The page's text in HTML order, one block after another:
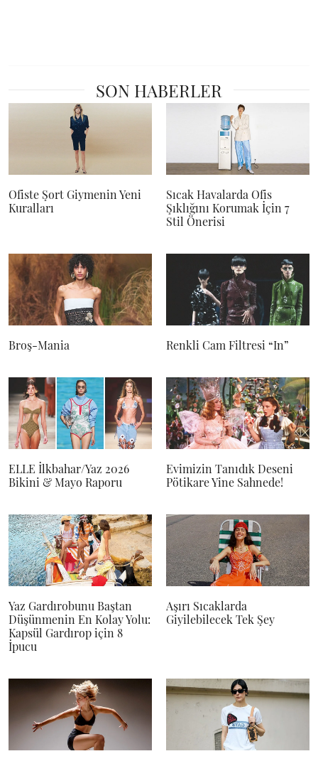
SON HABERLER
Ofiste Şort Giymenin Yeni
Kuralları
Sıcak Havalarda Ofis
Şıklığını Korumak İçin 7
Stil Önerisi
Broş-Mania Renkli Cam Filtresi “In”
ELLE İlkbahar/Yaz 2026
Bikini & Mayo Raporu
Evimizin Tanıdık Deseni
Pötikare Yine Sahnede!
Yaz Gardırobunu Baştan
Düşünmenin En Kolay Yolu:
Kapsül Gardırop için 8
İpucu
Aşırı Sıcaklarda
Giyilebilecek Tek Şey